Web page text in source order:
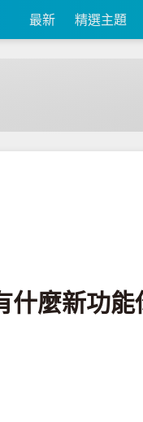
最新 精選主題
？能對喜歡的留言按愛心
麼新功能